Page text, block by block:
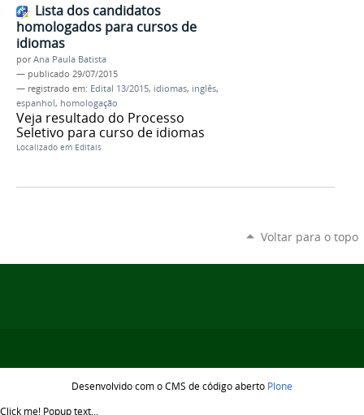
Lista dos candidatos
homologados para cursos de
idiomas
porAna Paula Batista
— publicado 29/07/2015
— registrado em: Edital 13/2015, idiomas, inglês,
espanhol, homologação
Veja resultado do Processo
Seletivo para curso de idiomas
Localizado em Editais
Voltar para o topo
Desenvolvido com o CMS de código aberto Plone
Click me! Popup text...